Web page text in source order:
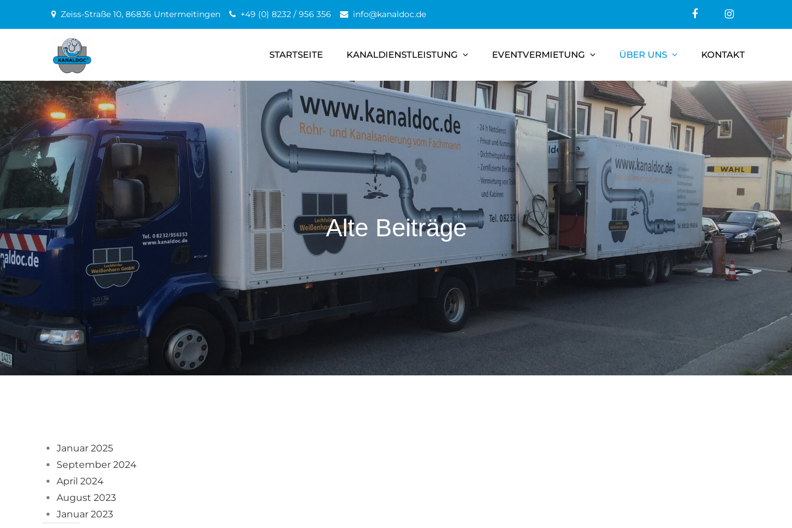
Zeiss-Straße 10, 86836 Untermeitingen +49 (0) 8232 / 956 356 info@kanaldoc.de
STARTSEITE KANALDIENSTLEISTUNG EVENTVERMIETUNG ÜBER UNS KONTAKT
Alte Beiträge
Januar 2025
September 2024
April 2024
August 2023
Januar 2023